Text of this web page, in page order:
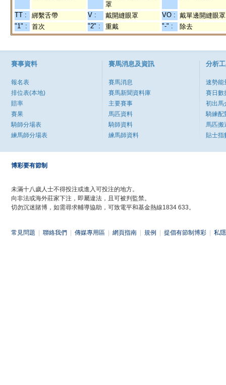
罩
TT : 綁繫舌帶 V : 戴開縫眼罩 VO : 戴單邊開縫眼罩
"1" :
首次 "2" : 重戴 "-" : 除去
賽事資料
報名表
排位表(本地)
賠率
賽果
騎師分場表
練馬師分場表
賽馬消息及資訊
賽馬消息
賽馬新聞資料庫
主要賽事
馬匹資料
騎師資料
練馬師資料
分析
速勢能
賽日數
初出馬
騎練配
馬匹搬
貼士指
博彩要有節制
未滿十八歲人士不得投注或進入可投注的地方。
向非法或海外莊家下注，即屬違法，且可被判監禁。
切勿沉迷賭博，如需尋求輔導協助，可致電平和基金熱線1834 633。
常見問題 聯絡我們 傳媒專用區 網頁指南 規例 提倡有節制博彩 私